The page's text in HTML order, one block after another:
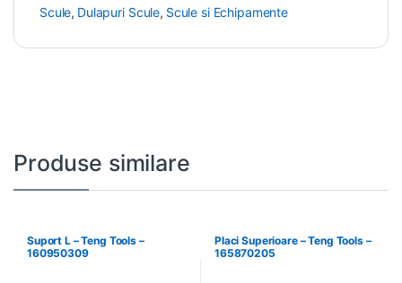
Scule, Dulapuri Scule, Scule si Echipamente
Produse similare
Suport L – Teng Tools –
160950309
Placi Superioare – Teng Tools –
165870205